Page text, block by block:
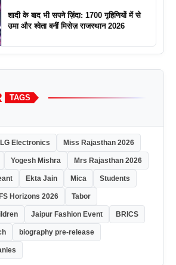
शादी के बाद भी सपने ज़िंदा: 1700 गृहिणियों में से
उमा और श्वेता बनीं मिसेज़ राजस्थान 2026
TAGS
LG Electronics Miss Rajasthan 2026
Yogesh Mishra Mrs Rajasthan 2026
Ekta Jain Mica Students
Horizons 2026 Tabor
Jaipur Fashion Event BRICS
biography pre-release